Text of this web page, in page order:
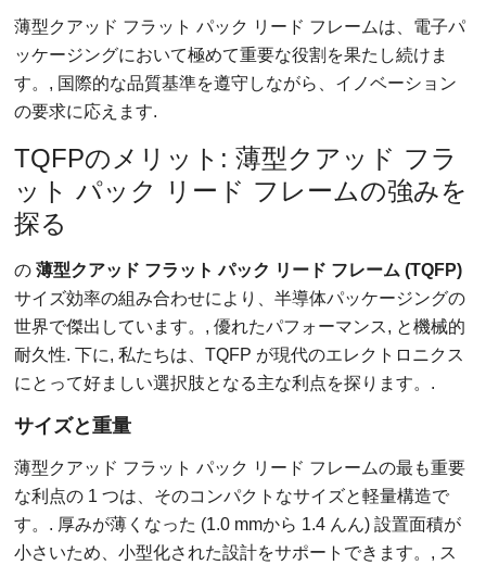
薄型クアッド フラット パック リード フレームは、電子パ
ッケージングにおいて極めて重要な役割を果たし続けま
す。, 国際的な品質基準を遵守しながら、イノベーション
の要求に応えます.
TQFPのメリット: 薄型クアッド フラ
ット パック リード フレームの強みを
探る
の薄型クアッド フラット パック リード フレーム (TQFP)
サイズ効率の組み合わせにより、半導体パッケージングの
世界で傑出しています。, 優れたパフォーマンス, と機械的
耐久性. 下に, 私たちは、TQFP が現代のエレクトロニクス
にとって好ましい選択肢となる主な利点を探ります。.
サイズと重量
薄型クアッド フラット パック リード フレームの最も重要
な利点の 1 つは、そのコンパクトなサイズと軽量構造で
す。. 厚みが薄くなった (1.0 mmから 1.4 んん) 設置面積が
小さいため、小型化された設計をサポートできます。, ス